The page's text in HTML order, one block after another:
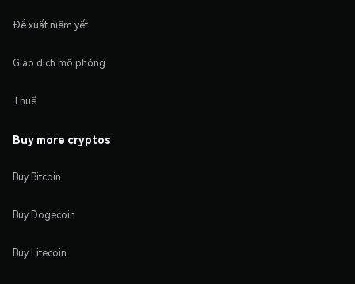
Đề xuất niêm yết
Giao dịch mô phỏng
Thuế
Buy more cryptos
Buy Bitcoin
Buy Dogecoin
Buy Litecoin